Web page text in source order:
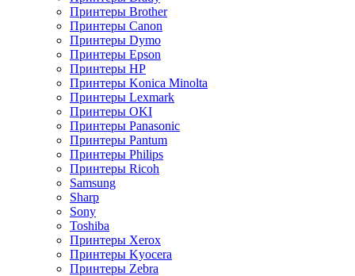
Принтеры Brother
Принтеры Canon
Принтеры Dymo
Принтеры Epson
Принтеры HP
Принтеры Konica Minolta
Принтеры Lexmark
Принтеры OKI
Принтеры Panasonic
Принтеры Pantum
Принтеры Philips
Принтеры Ricoh
Samsung
Sharp
Sony
Toshiba
Принтеры Xerox
Принтеры Kyocera
Принтеры Zebra